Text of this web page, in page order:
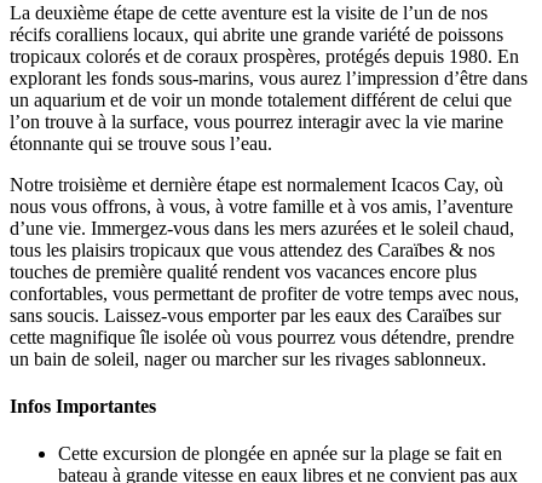
La deuxième étape de cette aventure est la visite de l’un de nos
récifs coralliens locaux, qui abrite une grande variété de poissons
tropicaux colorés et de coraux prospères, protégés depuis 1980. En
explorant les fonds sous-marins, vous aurez l’impression d’être dans
un aquarium et de voir un monde totalement différent de celui que
l’on trouve à la surface, vous pourrez interagir avec la vie marine
étonnante qui se trouve sous l’eau.
Notre troisième et dernière étape est normalement Icacos Cay, où
nous vous offrons, à vous, à votre famille et à vos amis, l’aventure
d’une vie. Immergez-vous dans les mers azurées et le soleil chaud,
tous les plaisirs tropicaux que vous attendez des Caraïbes & nos
touches de première qualité rendent vos vacances encore plus
confortables, vous permettant de profiter de votre temps avec nous,
sans soucis. Laissez-vous emporter par les eaux des Caraïbes sur
cette magnifique île isolée où vous pourrez vous détendre, prendre
un bain de soleil, nager ou marcher sur les rivages sablonneux.
Infos Importantes
Cette excursion de plongée en apnée sur la plage se fait en
bateau à grande vitesse en eaux libres et ne convient pas aux